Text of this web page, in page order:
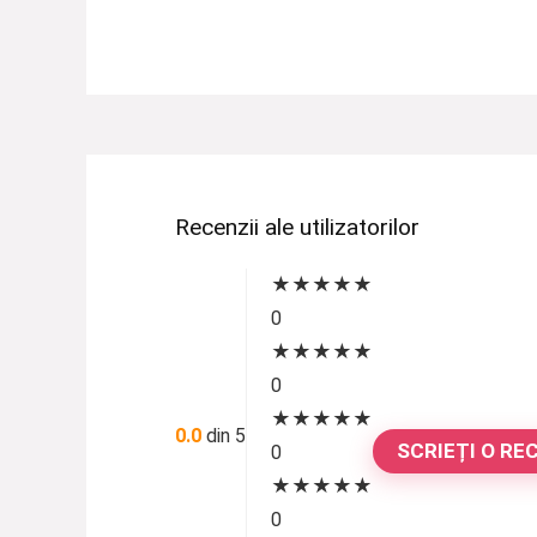
Recenzii ale utilizatorilor
0.0 din 5
★ ★ ★ ★ ★
0
★ ★ ★ ★ ★
0
★ ★ ★ ★ ★
0
★ ★ ★ ★ ★
0
SCRIEȚI O